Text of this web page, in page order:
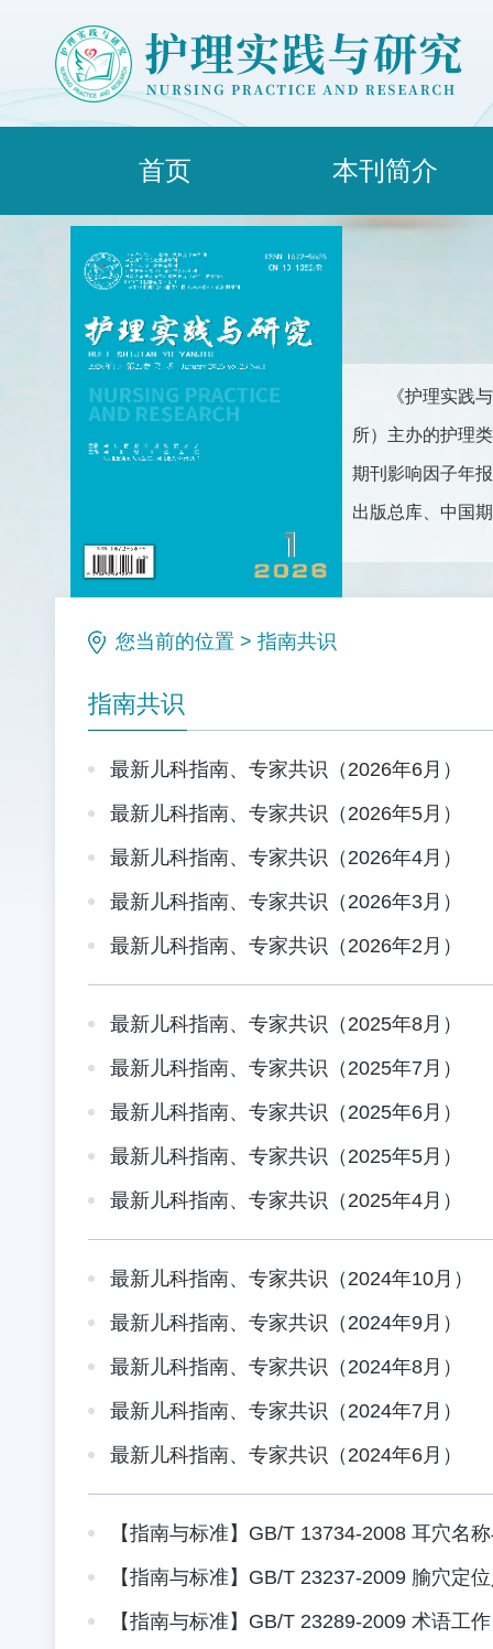
首页 本刊简介
《护理实践
所）主办的护理
期刊影响因子年
出版总库、中国
您当前的位置 > 指南共识
指南共识
最新儿科指南、专家共识（2026年6月）
最新儿科指南、专家共识（2026年5月）
最新儿科指南、专家共识（2026年4月）
最新儿科指南、专家共识（2026年3月）
最新儿科指南、专家共识（2026年2月）
最新儿科指南、专家共识（2025年8月）
最新儿科指南、专家共识（2025年7月）
最新儿科指南、专家共识（2025年6月）
最新儿科指南、专家共识（2025年5月）
最新儿科指南、专家共识（2025年4月）
最新儿科指南、专家共识（2024年10月）
最新儿科指南、专家共识（2024年9月）
最新儿科指南、专家共识（2024年8月）
最新儿科指南、专家共识（2024年7月）
最新儿科指南、专家共识（2024年6月）
【指南与标准】GB/T 13734-2008 耳穴名
【指南与标准】GB/T 23237-2009 腧穴定位人体测
【指南与标准】GB/T 23289-2009 术语工作 文后参考文献及